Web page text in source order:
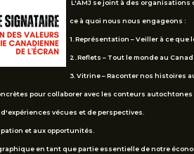
L'AMJ se joint à des
ce à quoi nous nous engageons :
1. Représentation – Veiller à ce
2. Reflets – Tout le monde au
3. Vitrine – Raconter nos histoires
pour collaborer avec les conteurs
vécues et de perspectives.
et aux opportunités.
en tant que partie essentielle de notre